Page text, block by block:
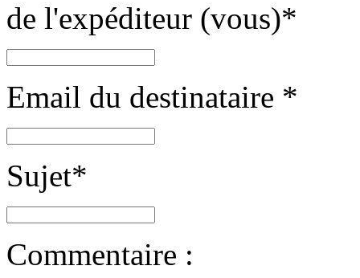
de l'expéditeur (vous)*
Email du destinataire *
Sujet*
Commentaire :